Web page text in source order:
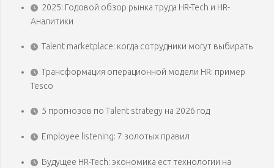
2025: Годовой обзор рынка труда HR-Tech и HR-
Аналитики
Talent marketplace: когда сотрудники могут выбирать
Трансформация операционной модели HR: пример
Tesco
5 прогнозов по Talent strategy на 2026 год
Employee listening: 7 золотых правил
Будущее HR-Tech: экономика ест технологии на